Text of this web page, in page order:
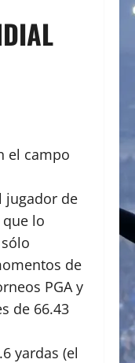
el campo
jugador de
lo
de
PGA y
de 66.43
yardas (el